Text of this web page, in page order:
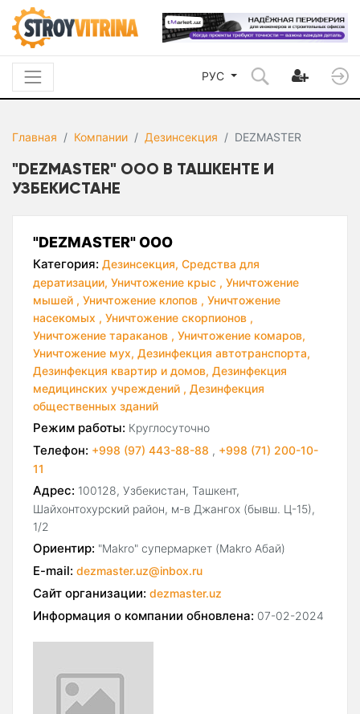
РУС
Главная Компании Дезинсекция DEZMASTER
"DEZMASTER" ООО В ТАШКЕНТЕ И
УЗБЕКИСТАНЕ
"DEZMASTER" ООО
Категория: Дезинсекция, Средства для
дератизации, Уничтожение крыс , Уничтожение
мышей , Уничтожение клопов , Уничтожение
насекомых , Уничтожение скорпионов ,
Уничтожение тараканов , Уничтожение комаров,
Уничтожение мух, Дезинфекция автотранспорта,
Дезинфекция квартир и домов, Дезинфекция
медицинских учреждений , Дезинфекция
общественных зданий
Режим работы: Круглосуточно
Телефон: +998 (97) 443-88-88 , +998 (71) 200-10-
11
Адрес: 100128, Узбекистан, Ташкент,
Шайхонтохурский район, м-в Джангох (бывш. Ц-15),
1/2
Ориентир: "Makro" супермаркет (Makro Абай)
E-mail: dezmaster.uz@inbox.ru
Сайт организации: dezmaster.uz
Информация о компании обновлена: 07-02-2024